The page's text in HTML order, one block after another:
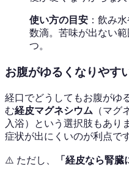
使い方の目安 ：飲み
数滴。苦味が出ない
つ。
お腹がゆるくなりやす
経口でどうしてもお腹がゆ
む経皮マグネシウム （マグ
入浴）という選択肢もあり
症状が出にくいのが利点です
⚠️ ただし、
「経皮なら腎